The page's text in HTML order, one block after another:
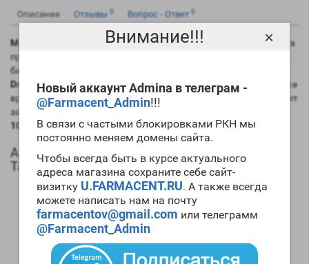
Внимание!!!
Новый аккаунт Admina в телеграм -
@Farmacent_Admin!!!
В связи с частыми блокировками РКН мы
постоянно меняем домены сайта.
Чтобы всегда быть в курсе актуального
адреса магазина сохраните себе сайт-
визитку U.FARMACENT.RU. А также всегда
можете написать нам на почту
farmacentov@gmail.com или телеграмм
@Farmacent_Admin
×
Описание Отзывы 0 Вопрос - Ответ 0
Methanabol 100 Tablets British Dragonбыл синтезирован еще в
прошедшем столетии и продолжает активно использоваться
билдерами. Очень часто
Dragon становится первым для начинающих билдеров. В то же
время используют этот анаболик и опытные билдеры. Следует
заметить, что в сравнении с другими ААС,
100 Tablets British Dragonминимальна.
Анаболический профиль Methanabol 100
Tablets British Dragon
Анаболические свойства – 200 процентов от мужского
гормона;
Андрогенные свойства – 50 процентов от мужского
гормона;
Способность конвертироваться в женские гормоны
(ароматизация) – есть (невысока);